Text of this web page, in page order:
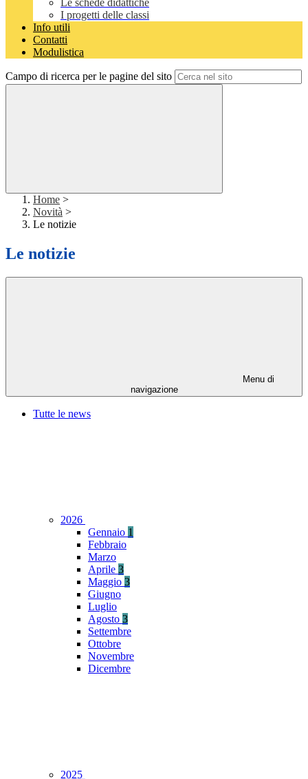
Le schede didattiche
I progetti delle classi
Info utili
Contatti
Modulistica
Campo di ricerca per le pagine del sito
Home >
Novità >
Le notizie
Le notizie
Menu di
navigazione
Tutte le news
2026
Gennaio 1
Febbraio
Marzo
Aprile 3
Maggio 3
Giugno
Luglio
Agosto 3
Settembre
Ottobre
Novembre
Dicembre
2025